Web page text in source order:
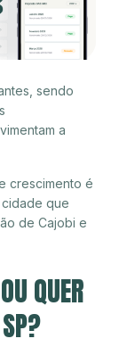
sendo
a
crescimento é
cidade que
de Cajobi e
QUER